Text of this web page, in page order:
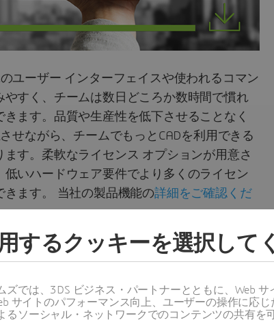
ユーザー インターフェイスや使われるコマン
やすく、チームは数日どころか数時間で慣れ
きます。品質や生産性を低下させることなく
させながら、チームでもっとCADを利用できる
ます。柔軟なライセンス オプションが用意さ
低いハードウェア要件でより多くのライセン
きます。 当社の製品機能の詳細をご確認くだ
無料トライアルのメリット
上ツールとAPIを使用して、2次元・3次元
イルを作成、編集、表示、共有
するクッキーを選択して
ズでは、3DS ビジネス・パートナーとともに、Web
サイトのパフォーマンス向上、ユーザーの操作に応
るソーシャル・ネットワークでのコンテンツの共有を